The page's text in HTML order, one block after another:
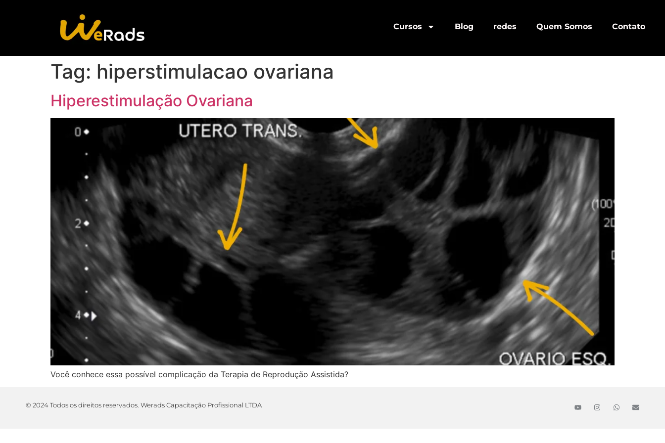
Cursos Blog redes Quem Somos Contato
Tag: hiperstimulacao ovariana
Hiperestimulação Ovariana
Você conhece essa possível complicação da Terapia de Reprodução Assistida?
© 2024 Todos os direitos reservados. Werads Capacitação Profissional LTDA